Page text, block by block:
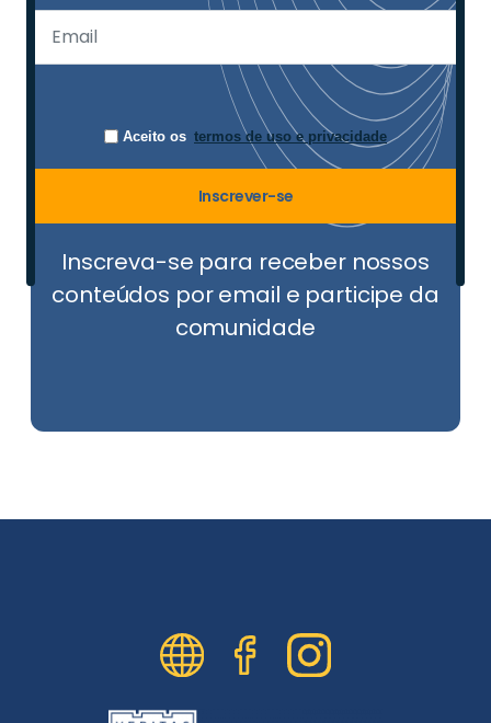
Aceito os termos de uso e privacidade
Inscrever-se
Inscreva-se para receber nossos
conteúdos por email e participe da
comunidade